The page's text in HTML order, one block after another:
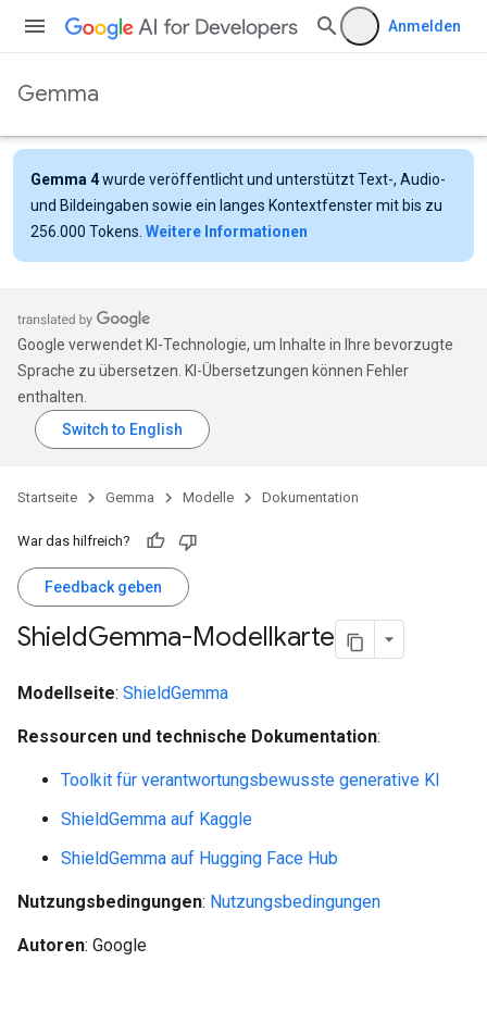
Anmelden
Gemma
Gemma 4wurde veröffentlicht und unterstützt Text-, Audio-
und Bildeingaben sowie ein langes Kontextfenster mit bis zu
256.000 Tokens. Weitere Informationen
Google verwendet KI-Technologie, um Inhalte in Ihre bevorzugte
Sprache zu übersetzen. KI-Übersetzungen können Fehler
enthalten.
Startseite Gemma Modelle Dokumentation
War das hilfreich?
Feedback geben
ShieldGemma-Modellkarte
Modellseite: ShieldGemma
Ressourcen und technische Dokumentation:
Toolkit für verantwortungsbewusste generative KI
ShieldGemma auf Kaggle
ShieldGemma auf Hugging Face Hub
Nutzungsbedingungen: Nutzungsbedingungen
Autoren: Google